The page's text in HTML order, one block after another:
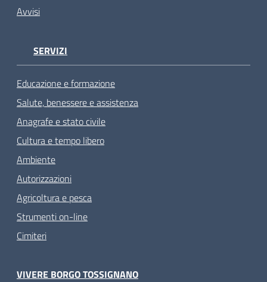
Avvisi
SERVIZI
Educazione e formazione
Salute, benessere e assistenza
Anagrafe e stato civile
Cultura e tempo libero
Ambiente
Autorizzazioni
Agricoltura e pesca
Strumenti on-line
Cimiteri
VIVERE BORGO TOSSIGNANO